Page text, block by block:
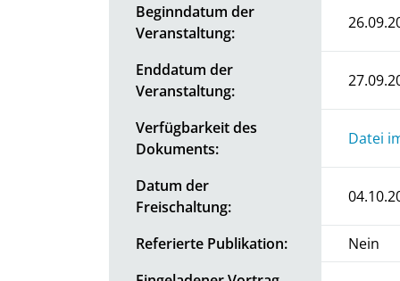
Beginndatum der
Veranstaltung:
Enddatum der
Veranstaltung:
Verfügbarkeit des
Dokuments:
Datei
Datum der
Freischaltung:
Referierte Publikation:
Nein